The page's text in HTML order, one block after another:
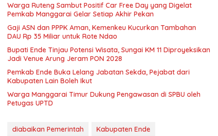
Warga Ruteng Sambut Positif Car Free Day yang Digelat
Pemkab Manggarai Gelar Setiap Akhir Pekan
Gaji ASN dan PPPK Aman, Kemenkeu Kucurkan Tambahan
DAU Rp 35 Miliar untuk Rote Ndao
Bupati Ende Tinjau Potensi Wisata, Sungai KM 11 Diproyeksikan
Jadi Venue Arung Jeram PON 2028
Pemkab Ende Buka Lelang Jabatan Sekda, Pejabat dari
Kabupaten Lain Boleh Ikut
Warga Manggarai Timur Dukung Pengawasan di SPBU oleh
Petugas UPTD
diabaikan Pemerintah
Kabupaten Ende